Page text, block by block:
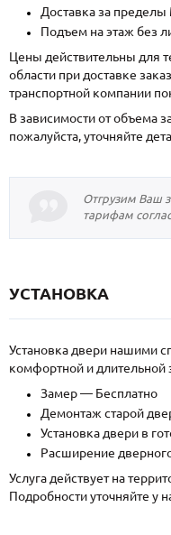
Доставка за
Подъем на этаж без
Цены действительны для
области при доставке
транспортной компании
В зависимости от объема
пожалуйста, уточняйте
Отгрузим Ваш
тарифам
УСТАНОВКА
Установка двери нашими
комфортной и длительной
Замер — Бесплатно
Демонтаж старой
Установка двери в
Расширение
Услуга действует на
Подробности уточняйте у